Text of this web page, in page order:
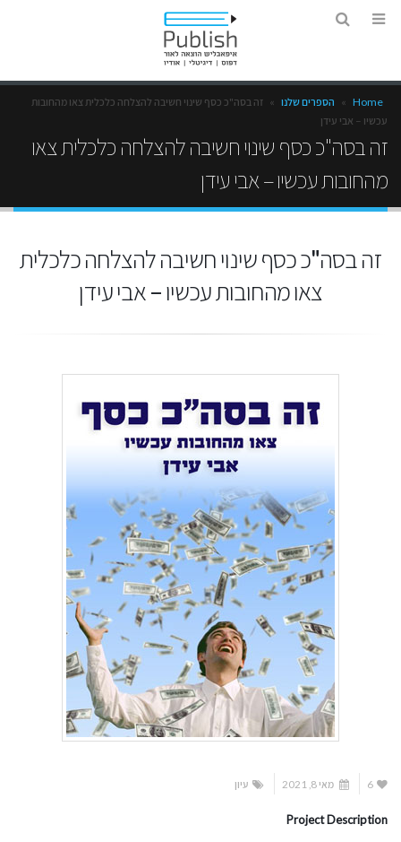
Home
» הספרים שלנו » זה בסה"כ כסף שינוי חשיבה להצלחה כלכלית צאו מהחובות
עכשיו – אבי עידן
זה בסה"כ כסף שינוי חשיבה להצלחה כלכלית צאו
מהחובות עכשיו – אבי עידן
זה בסה"כ כסף שינוי חשיבה להצלחה כלכלית
צאו מהחובות עכשיו – אבי עידן
6 מאי 8, 2021 עיון
Project Description